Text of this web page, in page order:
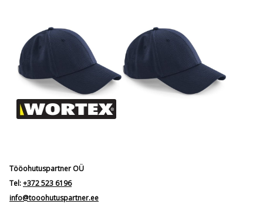
Tööohutuspartner OÜ
Tel:+372 523 6196
info@tooohutuspartner.ee